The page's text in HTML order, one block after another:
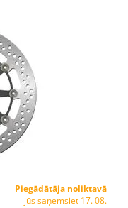
Piegādātāja noliktavā
jūs saņemsiet 17. 08.